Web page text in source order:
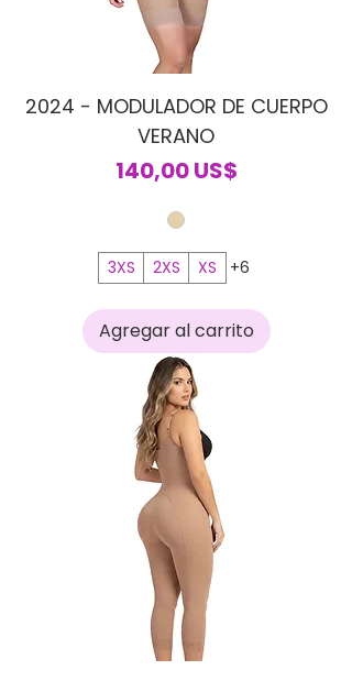
2024 - MODULADOR DE CUERPO
VERANO
Precio
140,00 US$
3XS 2XS XS +6
Agregar al carrito